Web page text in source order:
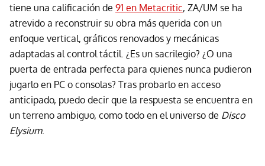
tiene una calificación de 91 en Metacritic, ZA/UM se ha
atrevido a reconstruir su obra más querida con un
enfoque vertical, gráficos renovados y mecánicas
adaptadas al control táctil. ¿Es un sacrilegio? ¿O una
puerta de entrada perfecta para quienes nunca pudieron
jugarlo en PC o consolas? Tras probarlo en acceso
anticipado, puedo decir que la respuesta se encuentra en
un terreno ambiguo, como todo en el universo de Disco
Elysium.